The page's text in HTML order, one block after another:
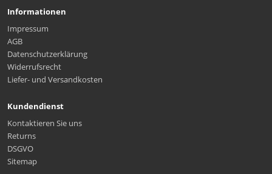
Informationen
Impressum
AGB
Datenschutzerklärung
Widerrufsrecht
Liefer- und Versandkosten
Kundendienst
Kontaktieren Sie uns
Returns
DSGVO
Sitemap